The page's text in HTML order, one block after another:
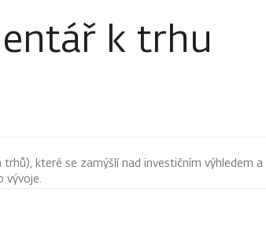
k trhu
které se zamýšlí nad investičním výhledem
vývoje.